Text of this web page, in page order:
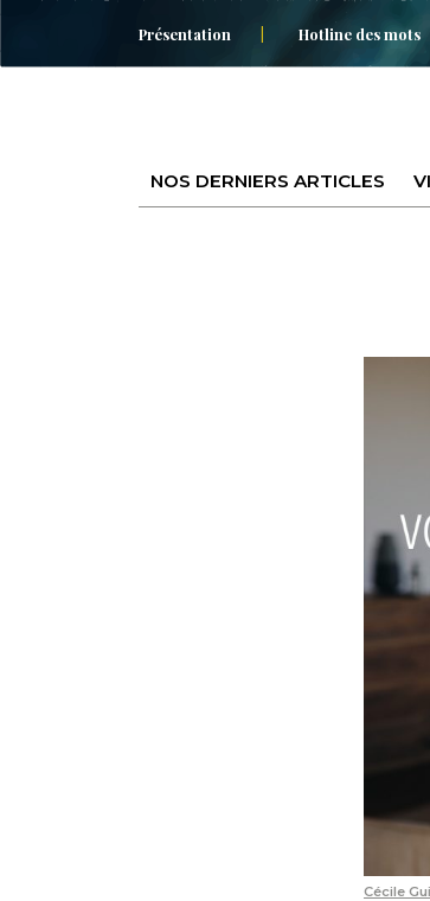
Présentation Hotline des mots
NOS DERNIERS ARTICLES
Cécile